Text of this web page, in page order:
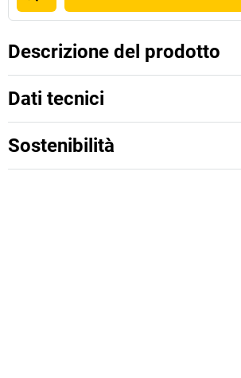
Descrizione del prodotto
Dati tecnici
Sostenibilità